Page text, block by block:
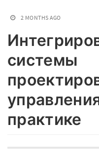
2 MONTHS AGO
системы
практике